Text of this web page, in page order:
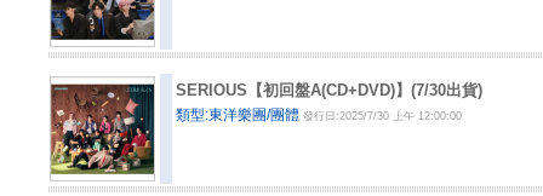
SERIOUS【初回盤A(CD+DVD)】(7/30出貨)
類型:東洋樂團/團體發行日:2025/7/30 上午 12:00:00